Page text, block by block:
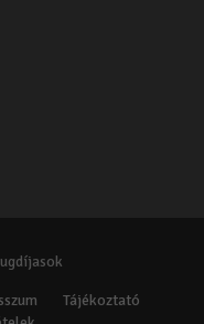
Tájékoztató